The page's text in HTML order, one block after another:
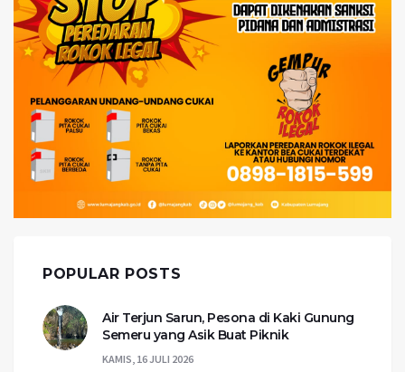
POPULAR POSTS
Air Terjun Sarun, Pesona di Kaki Gunung
Semeru yang Asik Buat Piknik
KAMIS, 16 JULI 2026